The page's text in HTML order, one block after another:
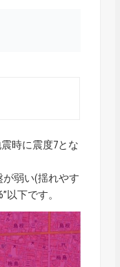
時に震度7とな
が弱い(揺れやす
以下です。